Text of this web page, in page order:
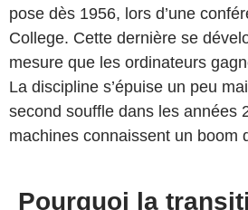
pose dès 1956, lors d’une
College. Cette dernière se
mesure que les ordinateurs
La discipline s’épuise un peu
second souffle dans les années
machines connaissent un boom
Pourquoi la